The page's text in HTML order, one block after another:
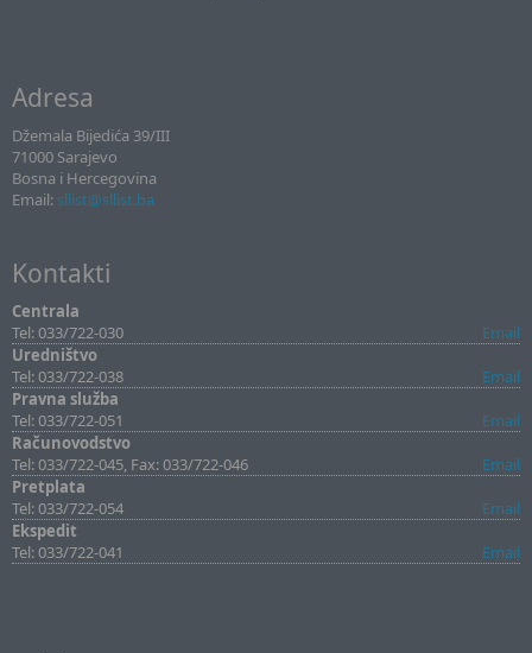
Adresa
Džemala Bijedića 39/III
71000 Sarajevo
Bosna i Hercegovina
Email: sllist@sllist.ba
Kontakti
Centrala
Tel: 033/722-030
Email
Uredništvo
Tel: 033/722-038
Email
Pravna služba
Tel: 033/722-051
Email
Računovodstvo
Tel: 033/722-045, Fax: 033/722-046
Email
Pretplata
Tel: 033/722-054
Email
Ekspedit
Tel: 033/722-041
Email